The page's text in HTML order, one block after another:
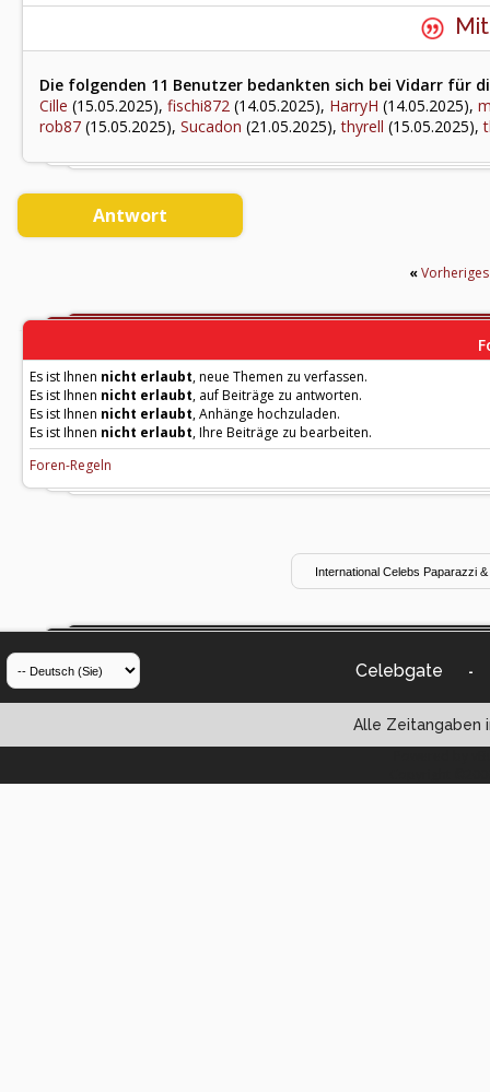
Die folgenden 11 Benutzer bedankten sich bei Vidarr für
Cille (15.05.2025), fischi872 (14.05.2025), HarryH (14.05.2025),
rob87 (15.05.2025), Sucadon (21.05.2025),thyrell (15.05.2025),
Antwort
«
Es ist Ihnen nicht erlaubt, neue Themen zu verfassen.
Es ist Ihnen nicht erlaubt, auf Beiträge zu antworten.
Es ist Ihnen nicht erlaubt, Anhänge hochzuladen.
Es ist Ihnen nicht erlaubt, Ihre Beiträge zu bearbeiten.
Foren-Regeln
Celebgate -
Alle Zeitangaben